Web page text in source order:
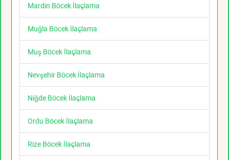
Mardin Böcek İlaçlama
Muğla Böcek İlaçlama
Muş Böcek İlaçlama
Nevşehir Böcek İlaçlama
Niğde Böcek İlaçlama
Ordu Böcek İlaçlama
Rize Böcek İlaçlama